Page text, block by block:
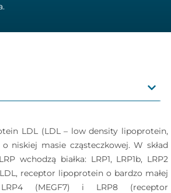
LDL (LDL – low density lipoprotein,
o niskiej masie cząsteczkowej. W skład
wchodzą białka: LRP1, LRP1b, LRP2
receptor lipoprotein o bardzo małej
(MEGF7) i LRP8 (receptor